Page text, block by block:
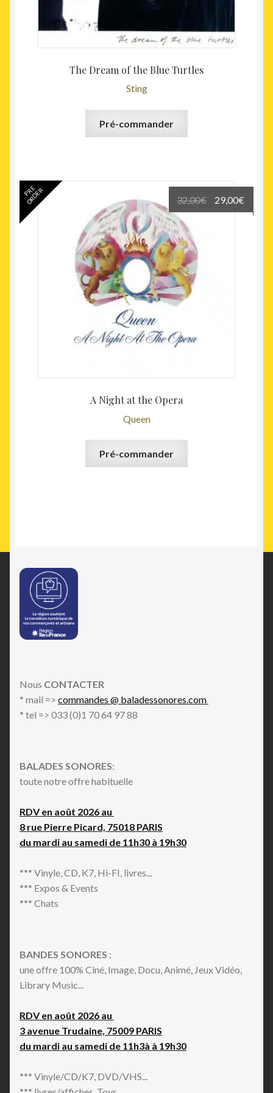
The Dream of the Blue Turtles
Sting
Pré-commander
A Night at the Opera
Queen
32,00€
Le
prix
29,00€
prix
PRE
ORDER
Pré-commander
Nous CONTACTER
* mail => commandes @ baladessonores.com
* tel => 033 (0)1 70 64 97 88
BALADES SONORES:
toute notre offre habituelle
RDV en août 2026 au
8 rue Pierre Picard, 75018 PARIS
du mardi au samedi de 11h30 à 19h30
*** Vinyle, CD, K7, Hi-FI, livres...
*** Expos & Events
*** Chats
BANDES SONORES :
une offre 100% Ciné, Image, Docu, Animé, Jeux Vidéo,
Library Music...
RDV en août 2026 au
3 avenue Trudaine, 75009 PARIS
du mardi au samedi de 11h3à à 19h30
*** Vinyle/CD/K7, DVD/VHS...